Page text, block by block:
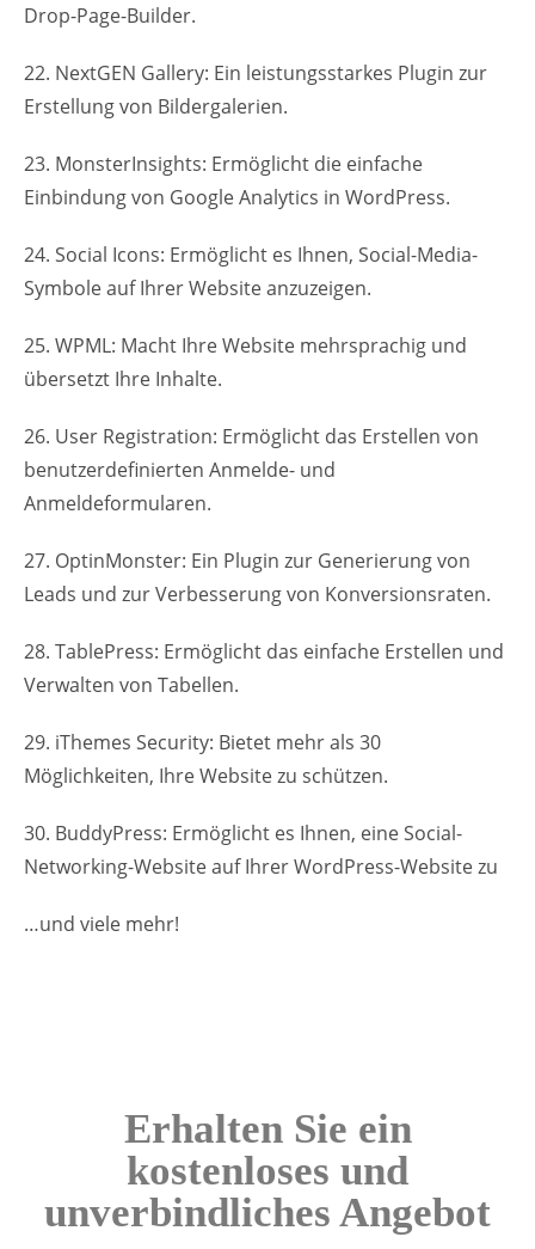
Drop-Page-Builder.
22. NextGEN Gallery: Ein leistungsstarkes Plugin zur
Erstellung von Bildergalerien.
23. MonsterInsights: Ermöglicht die einfache
Einbindung von Google Analytics in WordPress.
24. Social Icons: Ermöglicht es Ihnen, Social-Media-
Symbole auf Ihrer Website anzuzeigen.
25. WPML: Macht Ihre Website mehrsprachig und
übersetzt Ihre Inhalte.
26. User Registration: Ermöglicht das Erstellen von
benutzerdefinierten Anmelde- und
Anmeldeformularen.
27. OptinMonster: Ein Plugin zur Generierung von
Leads und zur Verbesserung von Konversionsraten.
28. TablePress: Ermöglicht das einfache Erstellen und
Verwalten von Tabellen.
29. iThemes Security: Bietet mehr als 30
Möglichkeiten, Ihre Website zu schützen.
30. BuddyPress: Ermöglicht es Ihnen, eine Social-
Networking-Website auf Ihrer WordPress-Website zu
…und viele mehr!
Erhalten Sie ein
kostenloses und
unverbindliches Angebot